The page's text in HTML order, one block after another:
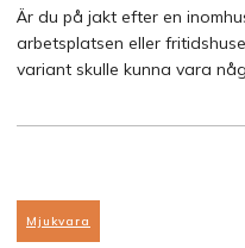
Är du på jakt efter en
arbetsplatsen eller
variant skulle kunna vara
Mjukvara